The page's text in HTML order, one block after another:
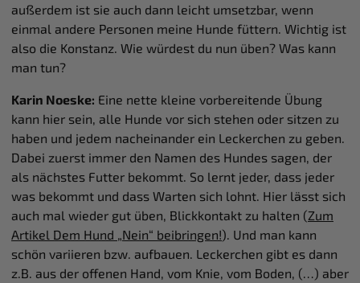
außerdem ist sie auch dann leicht umsetzbar, wenn
einmal andere Personen meine Hunde füttern. Wichtig ist
also die Konstanz. Wie würdest du nun üben? Was kann
man tun?
Karin Noeske: Eine nette kleine vorbereitende Übung
kann hier sein, alle Hunde vor sich stehen oder sitzen zu
haben und jedem nacheinander ein Leckerchen zu geben.
Dabei zuerst immer den Namen des Hundes sagen, der
als nächstes Futter bekommt. So lernt jeder, dass jeder
was bekommt und dass Warten sich lohnt. Hier lässt sich
auch mal wieder gut üben, Blickkontakt zu halten (Zum
Artikel Dem Hund „Nein“ beibringen!). Und man kann
schön variieren bzw. aufbauen. Leckerchen gibt es dann
z.B. aus der offenen Hand, vom Knie, vom Boden, (…) aber